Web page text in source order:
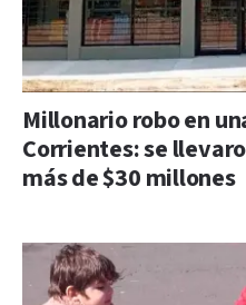
Millonario robo en
Corrientes: se
más de $30 millones